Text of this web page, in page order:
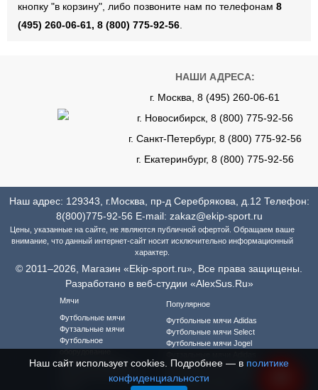
кнопку "в корзину", либо позвоните нам по телефонам 8
(495) 260-06-61, 8 (800) 775-92-56
НАШИ АДРЕСА:
г. Москва, 8 (495) 260-06-61
г. Новосибирск, 8 (800) 775-92-56
г. Санкт-Петербург, 8 (800) 775-92-56
г. Екатеринбург, 8 (800) 775-92-56
Наш адрес: 129343, г.Москва, пр-д Серебрякова, д.12 Телефон:
8(800)775-92-56 E-mail: zakaz@ekip-sport.ru
Цены, указанные на сайте, не являются публичной офертой. Обращаем ваше
внимание, что данный интернет-сайт носит исключительно информационный
характер.
© 2011–2026, Магазин «Ekip-sport.ru», Все права защищены.
Разработано в веб-студии «AlexSus.Ru»
Мячи
Футбольные мячи
Футзальные мячи
Футбольное
оборудование
Футбольная форма
Футбольная форма для
Популярное
Футбольные мячи Adidas
Футбольные мячи Select
Футбольные мячи Jogel
Футзальные мячи Select
Футзальные мячи Jogel
Наш сайт использует cookies. Подробнее — в политике
конфиденциальности